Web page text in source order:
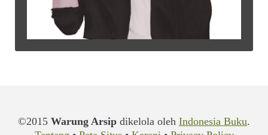
©2015 Warung Arsip dikelola oleh Indonesia Buku.